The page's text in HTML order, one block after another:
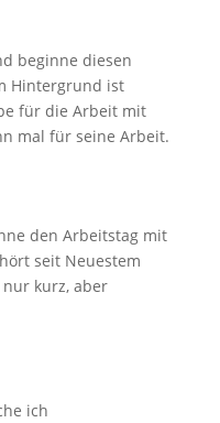
beginne diesen
Hintergrund ist
für die Arbeit mit
mal für seine Arbeit.
den Arbeitstag mit
seit Neuestem
nur kurz, aber
ich